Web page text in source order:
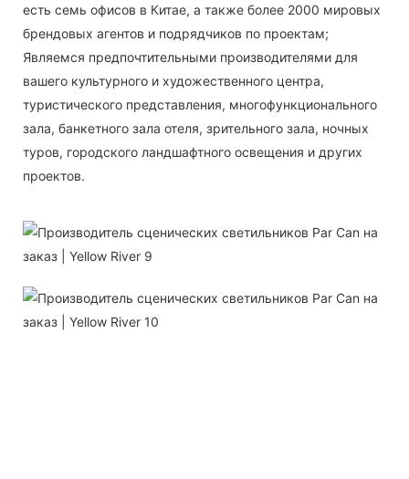
есть семь офисов в Китае, а также более 2000 мировых
брендовых агентов и подрядчиков по проектам;
Являемся предпочтительными производителями для
вашего культурного и художественного центра,
туристического представления, многофункционального
зала, банкетного зала отеля, зрительного зала, ночных
туров, городского ландшафтного освещения и других
проектов.